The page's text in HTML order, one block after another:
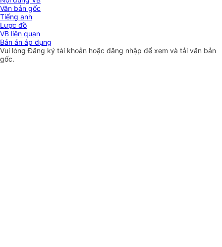
Văn bản gốc
Tiếng anh
Lược đồ
VB liên quan
Bản án áp dụng
Vui lòngĐăng ký tài khoản hoặc đăng nhập để xem và tải văn bản
gốc.